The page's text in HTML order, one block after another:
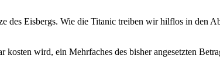
des Eisbergs. Wie die Titanic treiben wir hilflos in den
wird, ein Mehrfaches des bisher angesetzten